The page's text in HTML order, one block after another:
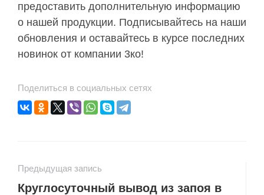
предоставить дополнительную информацию
о нашей продукции. Подписывайтесь на наши
обновления и оставайтесь в курсе последних
новинок от компании 3ко!
Поделиться в социальных сетях
Предыдущая запись
Круглосуточный вывод из запоя в